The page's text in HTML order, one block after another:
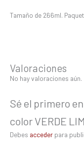
Tamaño de 266ml.
Valoraciones
No hay valoraciones aún.
Sé el primero
color VERDE
Debes acceder para